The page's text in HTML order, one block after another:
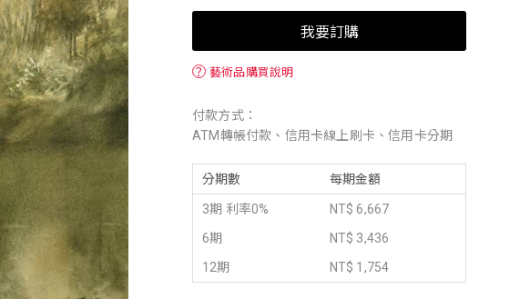
我要訂購
？ 藝術品購買說明
付款方式：
ATM轉帳付款、信用卡線上刷卡、信用卡分期
分期數 每期金額
3期 利率0%
NT$ 6,667
6期
NT$ 3,436
12期
NT$ 1,754